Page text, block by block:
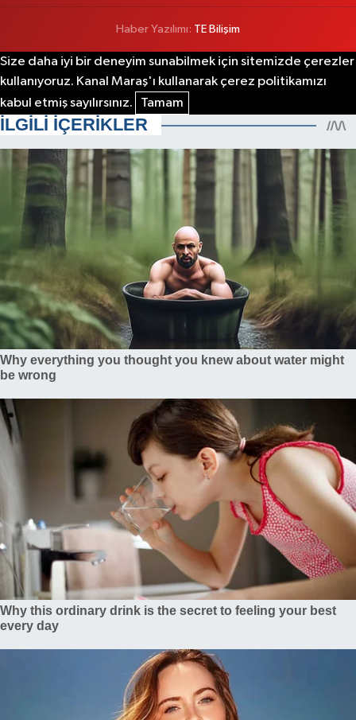
Haber Yazılımı: TE Bilişim
Size daha iyi bir deneyim sunabilmek için sitemizde çerezler
kullanıyoruz. Kanal Maraş'ı kullanarak çerez politikamızı
kabul etmiş sayılırsınız.
Tamam